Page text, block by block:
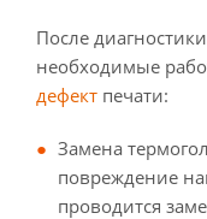
После
необходимые
дефект печати:
Замена
повреждение
проводится